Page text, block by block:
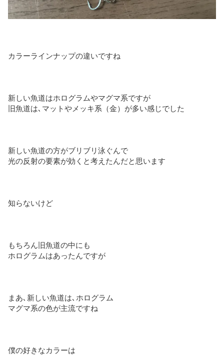
カラーラインナップの違いですね
新しい魚道はホログラムやマグマ系ですが
旧魚道は､マットやメッキ系（金）が多い感じでした
新しい魚道の方がブリブリ泳ぐんで
光の反射の要素が効くと考えたんだと思います
知らないけど
もちろん旧魚道の中にも
ホログラムはあったんですが
まあ､新しい魚道は､ホログラム
マグマ系の色が主流ですね
僕の好きなカラーは